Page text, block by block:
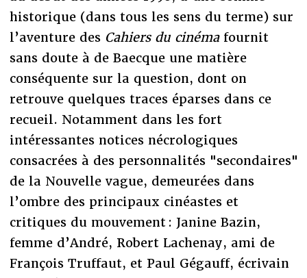
historique (dans tous les sens du terme) sur
l’aventure des Cahiers du cinéma fournit
sans doute à de Baecque une matière
conséquente sur la question, dont on
retrouve quelques traces éparses dans ce
recueil. Notamment dans les fort
intéressantes notices nécrologiques
consacrées à des personnalités "secondaires"
de la Nouvelle vague, demeurées dans
l’ombre des principaux cinéastes et
critiques du mouvement : Janine Bazin,
femme d’André, Robert Lachenay, ami de
François Truffaut, et Paul Gégauff, écrivain